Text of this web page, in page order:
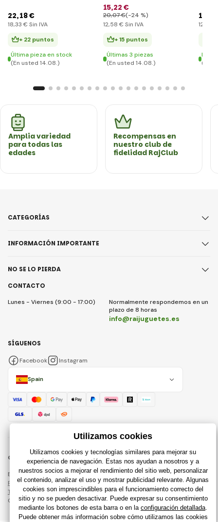
22,18 €
18,33 € Sin IVA
+ 22 puntos
Última pieza en stock
(En usted 14.08.)
15,22 €
20,07 €(-24 %)
12,58 € Sin IVA
+ 15 puntos
Últimas 3 piezas
(En usted 14.08.)
15
12
En
(En
Amplia variedad
para todas las
edades
Recompensas en
nuestro club de
fidelidad RajClub
CONTACTO
Lunes - Viernes (9:00 - 17:00)
Normalmente respondemos en un
plazo de 8 horas
info@raijuguetes.es
CATEGORÍAS
INFORMACIÓN IMPORTANTE
NO SE LO PIERDA
Spain
SÍGUENOS
Facebook Instagram
© 2018 - 2026 Raijuguetes.es, Todos los derechos reservados
Esta página está protegida por reCAPTCHA y se aplican
Política de privacidadcompañías de Google y su
Términos y condiciones.
Creación de tiendas en línea eficientes desdeRIESENIA